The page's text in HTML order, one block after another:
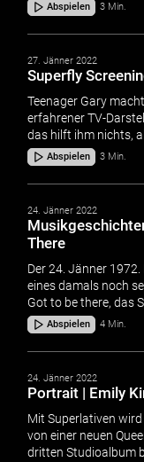
Abspielen 3 Min.
27. Jänner 2022
Superfly
Teenager Gary
erfahrener TV-
das hilft ihm nichts,
Abspielen 3 Min.
24. Jänner 2022
There
Der 24. Jänner
eines damals noch
Got to be there, das
Abspielen 4 Min.
24. Jänner 2022
Portrait | Emily
Mit Superlativen
von einer neuen
dritten Studioalbum